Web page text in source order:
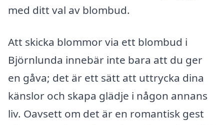
med ditt val av blombud.
Att skicka blommor via ett blombud i
Björnlunda innebär inte bara att du ger
en gåva; det är ett sätt att uttrycka dina
känslor och skapa glädje i någon annans
liv. Oavsett om det är en romantisk gest